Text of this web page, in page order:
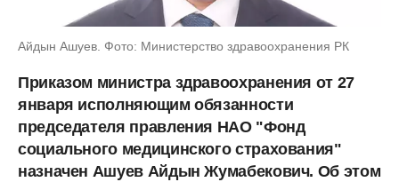
Айдын Ашуев. Фото: Министерство здравоохранения РК
Приказом министра здравоохранения от 27
января исполняющим обязанности
председателя правления НАО "Фонд
социального медицинского страхования"
назначен Ашуев Айдын Жумабекович. Об этом